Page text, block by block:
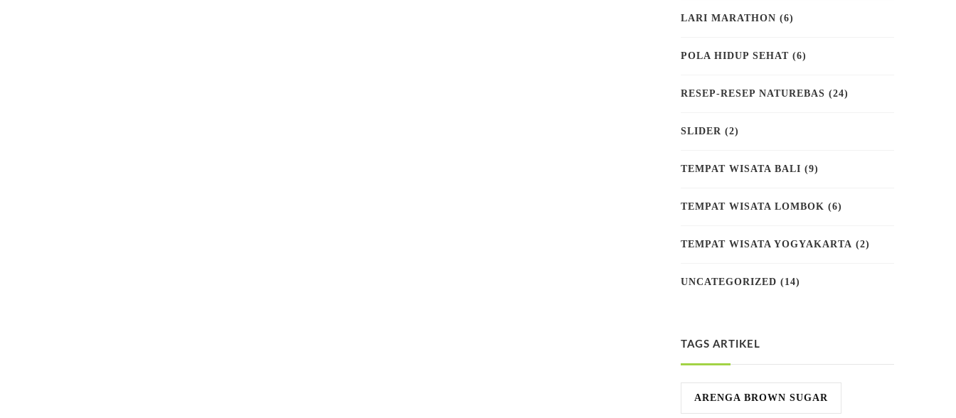
LARI MARATHON (6)
POLA HIDUP SEHAT (6)
RESEP-RESEP NATUREBAS (24)
SLIDER (2)
TEMPAT WISATA BALI (9)
TEMPAT WISATA LOMBOK (6)
TEMPAT WISATA YOGYAKARTA (2)
UNCATEGORIZED (14)
TAGS ARTIKEL
ARENGA BROWN SUGAR